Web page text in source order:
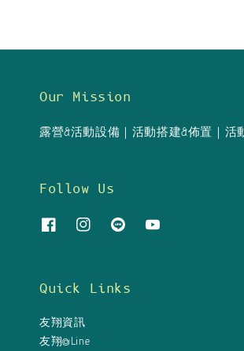
Our Mission
露營&活動設備｜活動搭建&佈置｜活
Follow Us
Quick Links
友翔資訊
友翔@Line